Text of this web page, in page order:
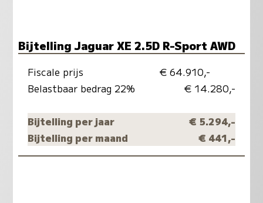
Bijtelling Jaguar XE 2.5D R-Sport AWD
Fiscale prijs
€ 64.910,-
Belastbaar bedrag 22%
€ 14.280,-
Bijtelling per jaar
€ 5.294,-
Bijtelling per maand
€ 441,-